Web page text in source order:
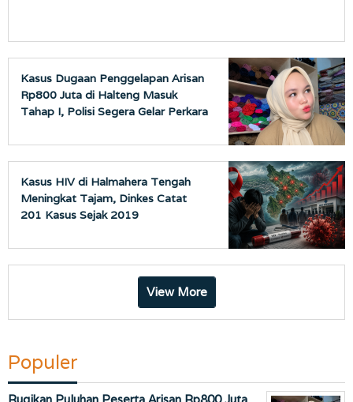
Kasus Dugaan Penggelapan Arisan
Rp800 Juta di Halteng Masuk
Tahap I, Polisi Segera Gelar Perkara
Kasus HIV di Halmahera Tengah
Meningkat Tajam, Dinkes Catat
201 Kasus Sejak 2019
View More
Populer